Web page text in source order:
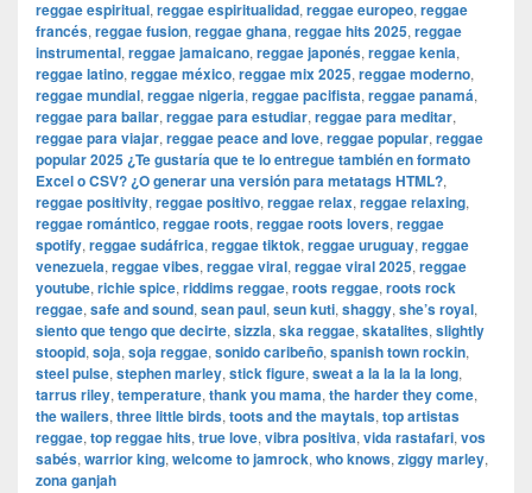
reggae espiritual, reggae espiritualidad, reggae europeo, reggae
francés, reggae fusion, reggae ghana, reggae hits 2025, reggae
instrumental, reggae jamaicano, reggae japonés, reggae kenia,
reggae latino, reggae méxico, reggae mix 2025, reggae moderno,
reggae mundial, reggae nigeria, reggae pacifista, reggae panamá,
reggae para bailar, reggae para estudiar, reggae para meditar,
reggae para viajar, reggae peace and love, reggae popular, reggae
popular 2025 ¿Te gustaría que te lo entregue también en formato
Excel o CSV? ¿O generar una versión para metatags HTML?,
reggae positivity, reggae positivo, reggae relax, reggae relaxing,
reggae romántico, reggae roots, reggae roots lovers, reggae
spotify, reggae sudáfrica, reggae tiktok, reggae uruguay, reggae
venezuela, reggae vibes, reggae viral, reggae viral 2025, reggae
youtube, richie spice, riddims reggae, roots reggae, roots rock
reggae, safe and sound, sean paul, seun kuti, shaggy, she’s royal,
siento que tengo que decirte, sizzla, ska reggae, skatalites, slightly
stoopid, soja, soja reggae, sonido caribeño, spanish town rockin,
steel pulse, stephen marley, stick figure, sweat a la la la la long,
tarrus riley, temperature, thank you mama, the harder they come,
the wailers, three little birds, toots and the maytals, top artistas
reggae, top reggae hits, true love, vibra positiva, vida rastafari, vos
sabés, warrior king, welcome to jamrock, who knows, ziggy marley,
zona ganjah